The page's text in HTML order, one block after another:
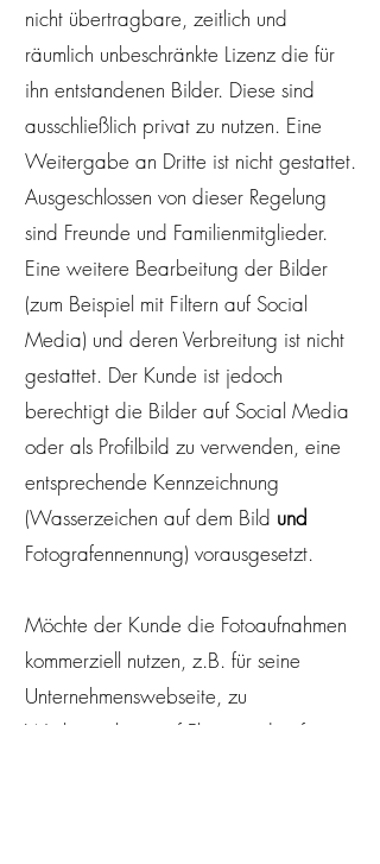
nicht übertragbare, zeitlich und
räumlich unbeschränkte Lizenz die für
ihn entstandenen Bilder. Diese sind
ausschließlich privat zu nutzen. Eine
Weitergabe an Dritte ist nicht gestattet.
Ausgeschlossen von dieser Regelung
sind Freunde und Familienmitglieder.
Eine weitere Bearbeitung der Bilder
(zum Beispiel mit Filtern auf Social
Media) und deren Verbreitung ist nicht
gestattet. Der Kunde ist jedoch
berechtigt die Bilder auf Social Media
oder als Profilbild zu verwenden, eine
entsprechende Kennzeichnung
(Wasserzeichen auf dem Bild und
Fotografennennung) vorausgesetzt.
Möchte der Kunde die Fotoaufnahmen
kommerziell nutzen, z.B. für seine
Unternehmenswebseite, zu
Werbezecken, auf Flyern und auf